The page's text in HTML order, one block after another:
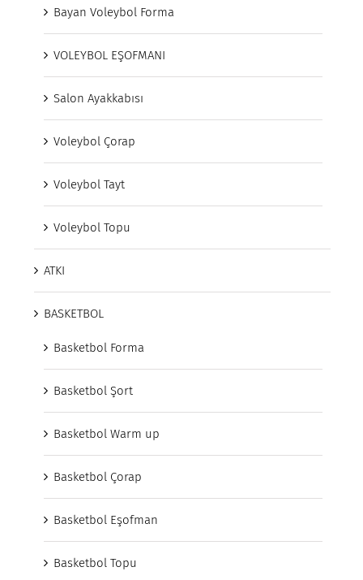
Bayan Voleybol Forma
VOLEYBOL EŞOFMANI
Salon Ayakkabısı
Voleybol Çorap
Voleybol Tayt
Voleybol Topu
ATKI
BASKETBOL
Basketbol Forma
Basketbol Şort
Basketbol Warm up
Basketbol Çorap
Basketbol Eşofman
Basketbol Topu